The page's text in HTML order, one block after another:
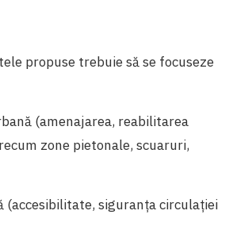
propuse trebuie să se focuseze
(amenajarea, reabilitarea
zone pietonale, scuaruri,
(accesibilitate, siguranţa circulaţiei